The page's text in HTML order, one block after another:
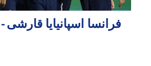
فرانسا اسپانیایا قارشی